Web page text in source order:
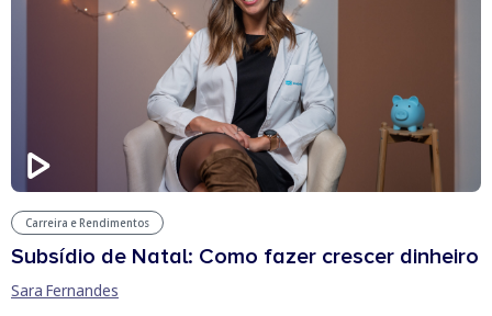
Carreira e Rendimentos
Subsídio de Natal: Como fazer crescer dinheiro
Sara Fernandes